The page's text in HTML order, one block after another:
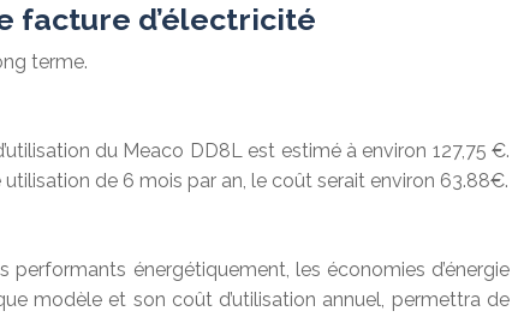
facture d’électricité
terme.
du Meaco DD8L est estimé à environ 127,75 €.
de 6 mois par an, le coût serait environ 63.88€.
énergétiquement, les économies d’énergie
modèle et son coût d’utilisation annuel, permettra de